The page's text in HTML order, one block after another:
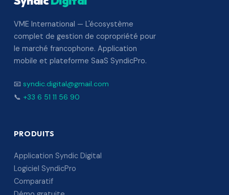
VME International — L'écosystème
complet de gestion de copropriété pour
le marché francophone. Application
mobile et plateforme SaaS SyndicPro.
📧 syndic.digital@gmail.com
📞 +33 6 51 11 56 90
PRODUITS
Application Syndic Digital
Logiciel SyndicPro
Comparatif